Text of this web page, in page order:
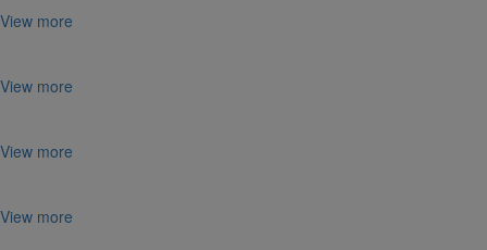
View more
View more
View more
View more